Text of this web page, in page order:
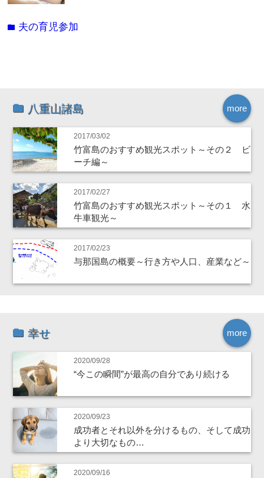
folder 夫の育児参加
more
八重山諸島
2017/03/02
竹富島のおすすめ観光スポット～その２ ビ
ーチ編～
2017/02/27
竹富島のおすすめ観光スポット～その１ 水
牛車観光～
2017/02/23
与那国島の概要～行き方や人口、産業など～
more
幸せ
2020/09/28
“今この瞬間”が最高の自分であり続ける
2020/09/23
成功者とそれ以外を分けるもの、そして成功
より大切なもの…
2020/09/16